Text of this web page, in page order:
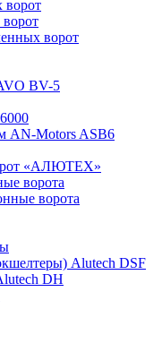
ворот
ворот
BV-5
AN-Motors ASB6
«АЛЮТЕХ»
ворота
ворота
Alutech DSF
DH